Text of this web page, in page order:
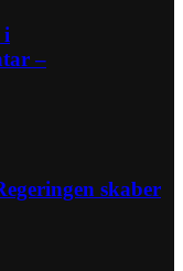
i
–
skaber